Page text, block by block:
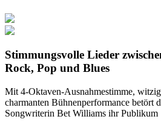
Stimmungsvolle Lieder
Rock, Pop und Blues
Mit 4-Oktaven-Ausnahmestimme,
charmanten Bühnenperformance betört
Songwriterin Bet Williams ihr Publikum